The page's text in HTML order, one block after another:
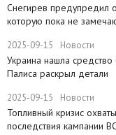
Снегирев предупредил
которую пока не
2025-09-15 Новости
​Украина нашла
Палиса раскрыл детали
2025-09-15 Новости
​Топливный кризис
последствия кампании